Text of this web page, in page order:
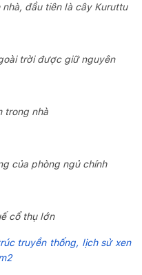
đầu tiên là cây Kuruttu
trời được giữ nguyên
trong nhà
của phòng ngủ chính
cổ thụ lớn
truyền thống, lịch sử xen